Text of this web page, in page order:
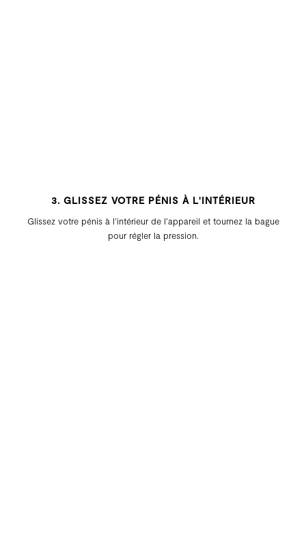
3. GLISSEZ VOTRE PÉNIS À L'INTÉRIEUR
Glissez votre pénis à l’intérieur de l’appareil et tournez la bague
pour régler la pression.